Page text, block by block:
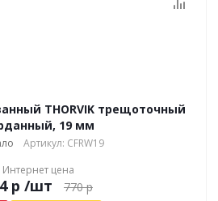
THORVIK трещоточный
19 мм
Артикул: CFRW19
Интернет цена
р /шт 770р